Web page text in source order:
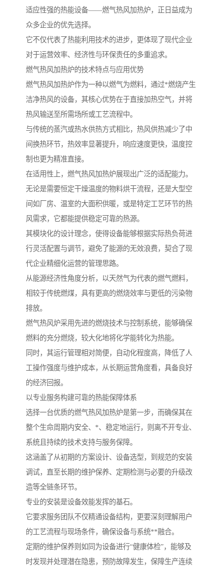
适应性强的热能设备——燃气热风加热炉，正日益成为
众多企业的优先选择。
它不仅代表了热能利用技术的进步，更体现了现代企业
对于运营效率、经济性与环保责任的多重追求。
燃气热风加热炉的技术特点与应用优势
燃气热风加热炉作为一种以燃气为燃料，通过*燃烧产生
洁净热风的设备，其核心优势在于直接加热空气，并将
热风输送至所需场所或工艺流程中。
与传统的蒸汽或热水供热方式相比，热风供热减少了中
间换热环节，热效率显著提升，响应速度更快，温度控
制也更为精准直接。
在适用性上，燃气热风加热炉展现出广泛的适配能力。
无论是需要恒定干燥温度的物料烘干流程，还是大型空
间如厂房、温室的大面积供暖，或是特定工艺环节的热
风需求，它都能提供稳定可靠的热源。
其模块化的设计理念，使得设备能够根据实际热负荷进
行灵活配置与调节，避免了能源的无效浪费，契合了现
代企业精细化运营的管理思路。
从能源经济性角度分析，以天然气为代表的燃气燃料，
相较于传统燃煤，具有更高的燃烧效率与更低的污染物
排放。
燃气热风炉采用先进的燃烧技术与控制系统，能够确保
燃料的充分燃烧，较大化地将化学能转化为热能。
同时，其运行管理相对简便，自动化程度高，降低了人
工操作强度与维护成本，从长期运营角度看，具备良好
的经济回报。
以专业服务构建可靠的热能保障体系
选择一台优质的燃气热风加热炉是第一步，而确保其在
整个生命周期内安全、*、稳定地运行，则离不开专业、
系统且持续的技术支持与服务保障。
这涵盖了从初期的方案设计、设备选型，到规范的安装
调试，直至长期的维护保养、定期检测与必要的升级改
造等全链条环节。
专业的安装是设备效能发挥的基石。
它要求服务团队不仅精通设备结构，更要深刻理解用户
的工艺流程与现场条件，确保设备与系统**融合。
定期的维护保养则如同为设备进行“健康体检”，能够及
时发现并处理潜在隐患，预防故障发生，保障生产连续